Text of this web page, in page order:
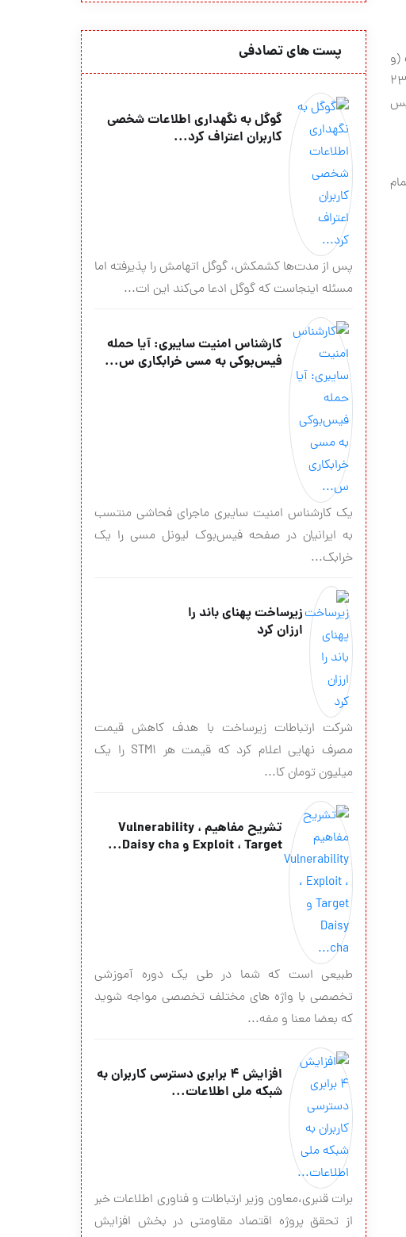
(و
کرده است.حال این شرکت مطابق با مصوبه شماره ۱ جلسه ۲۳۷
پست های تصادفی
گوگل به نگهداری اطلاعات شخصی
کاربران اعتراف کرد...
پس از مدت‌ها کشمکش، گوگل اتهامش را پذیرفته اما
مسئله اینجاست که گوگل ادعا می‌کند این ات...
کارشناس امنیت سایبری: آیا حمله
فیس‌بوکی به مسی خرابکاری س...
یک کارشناس امنیت سایبری ماجرای فحاشی منتسب
به ایرانیان در صفحه فیس‌بوک لیونل مسی را یک
خرابک...
زیرساخت پهنای باند را
ارزان کرد
شرکت ارتباطات زیرساخت با هدف کاهش قیمت
مصرف نهایی اعلام کرد که قیمت هر STM۱ را یک
میلیون تومان کا...
تشریح مفاهیم Vulnerability ،
Exploit ، Target و Daisy cha...
طبیعی است که شما در طی یک دوره آموزشی
تخصصی با واژه های مختلف تخصصی مواجه شوید
که بعضا معنا و مفه...
افزایش ۴ برابری دسترسی کاربران به
شبکه ملی اطلاعات...
برات قنبری،معاون وزیر ارتباطات و فناوری اطلاعات خبر
از تحقق پروژه اقتصاد مقاومتی در بخش افزایش